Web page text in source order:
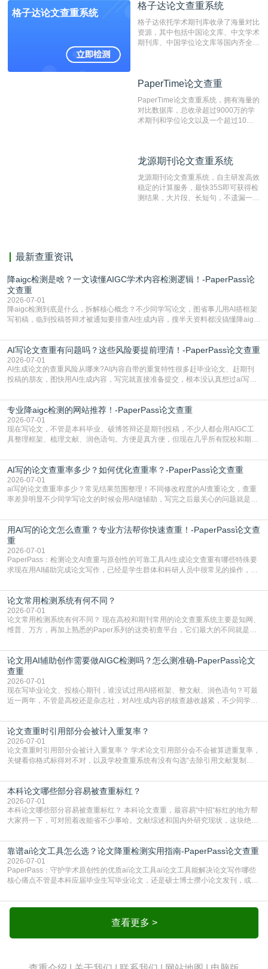
编辑部检测来稿和已发表的文献,检测
测时注意填写第一作者,才能排除已发
表文献复制比。（限制字符数1万）
格子达论文查重系统
格子达论文查重系统
格子达依托学术期刊库收录了海量对比
资源，其中包括中国论文库、中文学术
期刊库、中国学位论文库等国内齐全的
系统，可检测中文、英文两种语言的论
PaperTime论文查重
PaperTime论文查重系统，拥有海量的
对比数据库，总收录超过9000万的学
术期刊和学位论文以及一个超过10亿
对，利用指纹索引快速而精准地在云检
有相似的片段，该项技术检测速度快、
准确率高，市场反映良好。
龙源期刊论文查重系统
龙源期刊论文查重系统，自主研发高效
稳定的计算服务，最快35S即可获得检
测结果，大片段、长短句，不遗漏一处
最新查重资讯
降aigc检测是啥？一文读懂AIGC学术内容检测逻辑！-PaperPass论
文查重
2026-07-01
降aigc检测到底是什么，拆解核心概念？不少同学写论文，图省事儿用AI搭框架
写初稿，临到投稿答辩才被通知要排查AI生成内容，搜半天资料都没搞懂降aigc
怕是已经入行的科研人员，不少人也搞不清降aigc检测是啥，对相关要求摸不
准。其实，降aigc检测是伴随AIGC工具在学术领域普及诞生的新需求，核心是为
了满足现在高校、期刊对AI生
AI写论文查重有问题吗？这些风险要提前理清！-PaperPass论文查重
2026-07-01
AI生成论文的查重风险从哪来?AI内容自带的重复特性很多赶毕业论文、赶期刊
投稿的朋友，图快用AI生成内容，写完就直接准备提交，根本没认真想过ai写论
自带不可忽视的查重风险。AI训练依赖海量公开的文本数据，生成内容本质是基
于训练数据的概率拼接，不是从零开始的原创创作。生成过程中，很容易复用已
有的高频公共表述，甚至直接拼接已经公开
专业降aigc检测的网站推荐！-PaperPass论文查重
2026-07-01
现在写论文，不管是本科毕业、硕博答辩还是期刊投稿，不少人都会用AIGC工
具整理框架、梳理文献、润色语句。方便是真方便，但现在几乎所有院校和期刊
五遍还是过不了预检测的大有人在，这时候，找到靠谱的降AIGC检测率的网
站，就能少走好多弯路。PaperPass：守护学术原创性的智能伙伴AIGC生成内
容的学术合规痛点去年帮一个本科师弟改
AI写的论文查重率多少？如何优化查重率？-PaperPass论文查重
2026-07-01
ai写的论文查重率多少？常见结果范围整理！不同修改程度的AI查重论文，查重
率差异明显不少同学写论文的时候会用AI做辅助，写完之后最关心的问题就是ai
实际情况和大家想的不太一样。AI训练依赖海量公开学术文献、网络内容，生成
内容本质是按照语义概率拼接已有内容，很容易和已发布的作品撞重复，甚至会
直接引用整段已有内容，所以查重率偏高是
用AI写的论文怎么查重？专业方法帮你快速查重！-PaperPass论文查
重
2026-07-01
PaperPass：检测论文AI查重与原创性的可靠工具AI生成论文查重有哪些特殊要
求现在用AI辅助完成论文写作，已经是学生群体和科研人员中很常见的操作，不
但很多人忽略了，AI生成的内容天生带有重复风险——训练AI的数据集本身就包
含大量已公开的学术内容、网络原创内容，AI输出内容时很容易无意识拼接出重
复片
论文常用检测系统有何不同？
2026-07-01
论文常用检测系统有何不同？ 现在高校和期刊常用的论文查重系统主要是知网、
维普、万方，再加上熟悉的Paper系列的这类初查平台，它们最大的不同就是数
查数值误导。知网（CNKI）是学校定稿检测的绝对主流。本科用PMLC，含大学
生联合比对库，能比历届学长论文，硕博用VIP/TMLC，含学术论文联合比对
库，期刊投稿用AMLMC/SML
论文用AI辅助创作需要做AIGC检测吗？怎么测准确-PaperPass论文
查重
2026-07-01
现在写毕业论文、投核心期刊，谁没试过用AI搭框架、整文献、润色语句？可最
近一两年，不管是高校还是杂志社，对AI生成内容的核查越收越紧，不少同学投
真的太亏。提前做AIGC检测，已经成了很多过来人交稿前必做的一步。为什么
AIGC检测成了论文答辩投稿前的必备项？可能还有不少人觉得，我就用AI搭了个
框架，内容都是自己写的，至于做AIG
论文查重时引用部分会被计入重复率？
2026-07-01
论文查重时引用部分会被计入重复率？ 学术论文引用部分会不会被算进重复率，
关键看你格式标得对不对，以及学校查重系统有没有勾选“去除引用文献复制
独占一行，每条文献用[1][2]方括号编号、与正文一一对应，著录项符合GB/T
7714（作者、题名、刊名、年、卷期、页码齐全，标点用半角）；查重系统识别
成功后通常把这段标为引用，
本科论文哪些部分容易被查重标红？
2026-07-01
本科论文哪些部分容易被查重标红？ 本科论文查重，最容易“中招“标红的地方帮
大家捋一下，可对照着改能省不少事哈。文献综述和国内外研究现状，这块绝对
乎一模一样的话，你要是直接复制百度百科、教材或别人写好的综述段落，系统
一抓一个准，整段飘红。研究背景、意义和方法描述也是不可避免，比如“本文采
用问卷调查法““运用SPSS软件进行数据分
靠谱ai论文工具怎么选？论文降重检测实用指南-PaperPass论文查重
2026-07-01
PaperPass：守护学术原创性的优质ai论文工具ai论文工具能解决论文写作哪些
核心痛点不管是本科应届毕业生写毕业论文，还是硕士博士攒小论文发刊，或是
自己逐句读逐句改，熬好几个大夜不说，还经常改不到点上，交上去才发现重复
率超标，再返工太折腾。现在有了成熟的ai论文工具，这些痛点基本都能高效解
决。靠谱的ai论文工具，不止能帮你梳查看更多 >